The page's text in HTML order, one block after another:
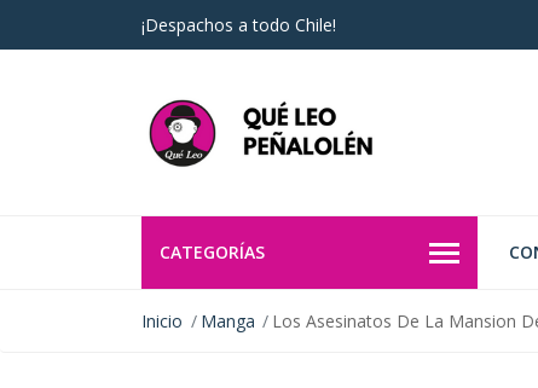
¡Despachos a todo Chile!
CATEGORÍAS
Inicio Manga Los Asesinatos De La Mansion